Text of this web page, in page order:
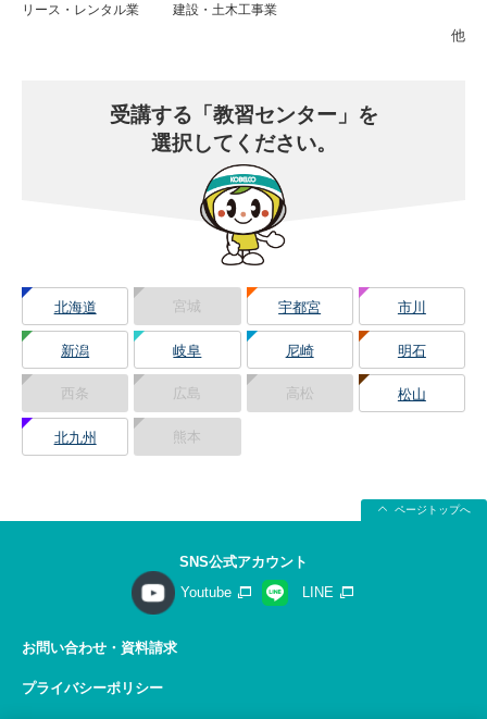
リース・レンタル業 建設・土木工事業
他
受講する 「教習センター」を
選択してください。
北海道 宮城 宇都宮 市川
新潟 岐阜 尼崎 明石
西条 広島 高松 松山
北九州 熊本
ページトップへ
SNS公式アカウント
Youtube
LINE
お問い合わせ・資料請求
プライバシーポリシー